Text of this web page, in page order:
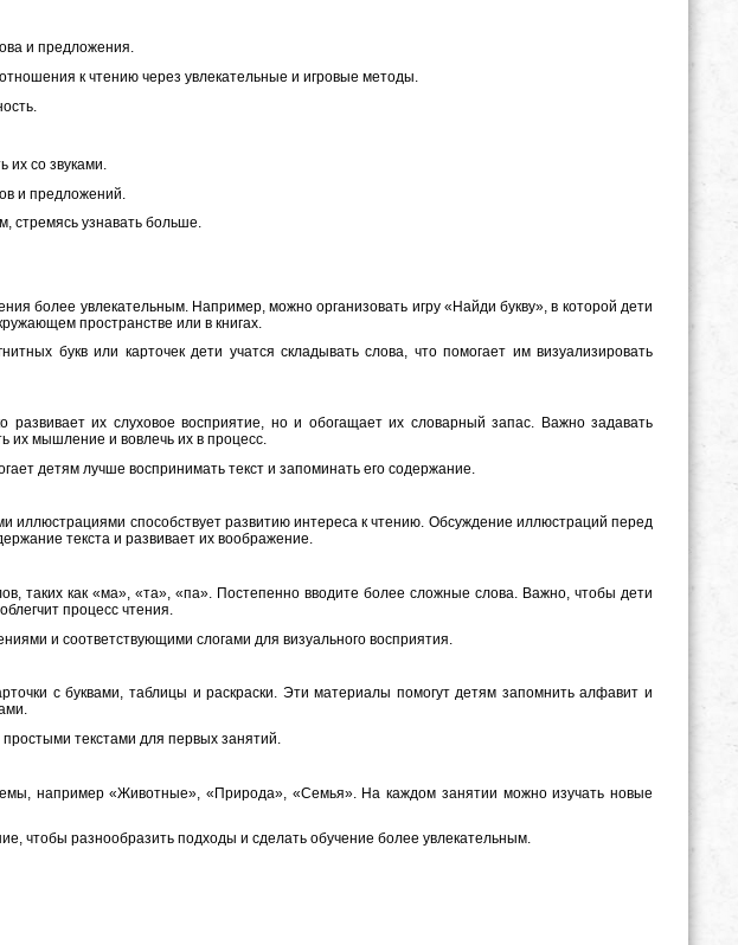
и предложения.
к чтению через увлекательные и игровые методы.
их со звуками.
и предложений.
стремясь узнавать больше.
более увлекательным. Например, можно организовать игру «Найди букву», в которой дети
пространстве или в книгах.
букв или карточек дети учатся складывать слова, что помогает им визуализировать
развивает их слуховое восприятие, но и обогащает их словарный запас. Важно задавать
их мышление и вовлечь их в процесс.
детям лучше воспринимать текст и запоминать его содержание.
иллюстрациями способствует развитию интереса к чтению. Обсуждение иллюстраций перед
текста и развивает их воображение.
таких как «ма», «та», «па». Постепенно вводите более сложные слова. Важно, чтобы дети
процесс чтения.
и соответствующими слогами для визуального восприятия.
с буквами, таблицы и раскраски. Эти материалы помогут детям запомнить алфавит и
текстами для первых занятий.
например «Животные», «Природа», «Семья». На каждом занятии можно изучать новые
чтобы разнообразить подходы и сделать обучение более увлекательным.